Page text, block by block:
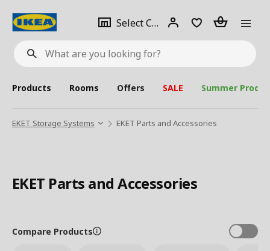
What
are
looking
for?
Select City Select
city
Login Piece(s)
Products Rooms Offers SALE Summer
EKET Storage Systems EKET Parts and Accessories
EKET Parts and Accessories
Compare Products